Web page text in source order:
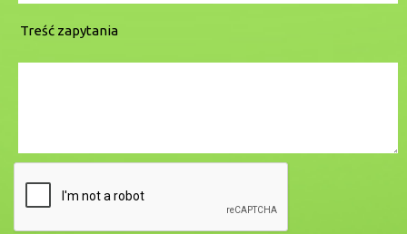
Treść zapytania